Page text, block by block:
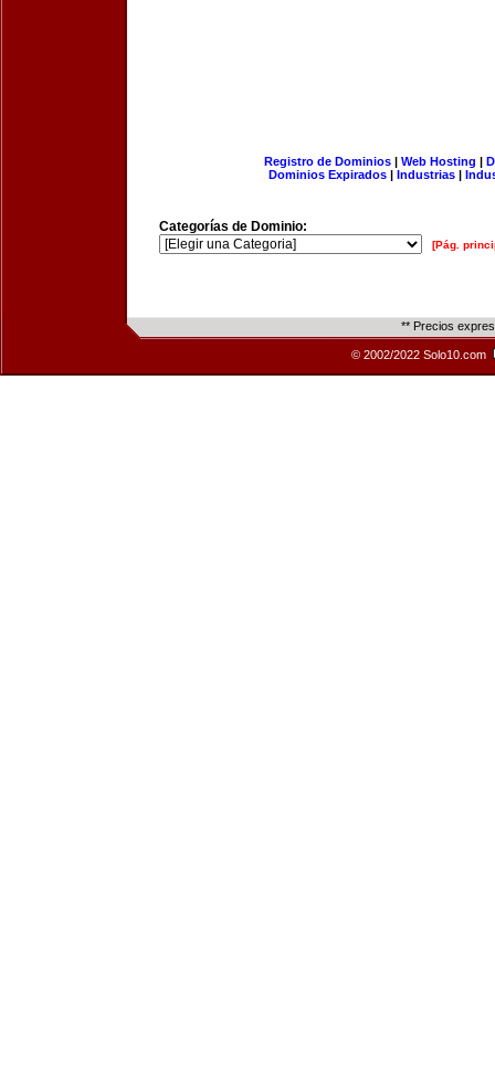
Registro de Dominios| Web Hosting |
Dominios Expirados | Industrias |
Categorías de Dominio:
[Pág.
** Precios
© 2002/2022 Solo10.com